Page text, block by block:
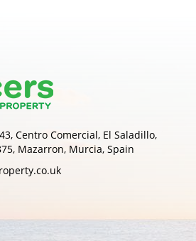
Centro Comercial, El Saladillo,
Mazarron, Murcia, Spain